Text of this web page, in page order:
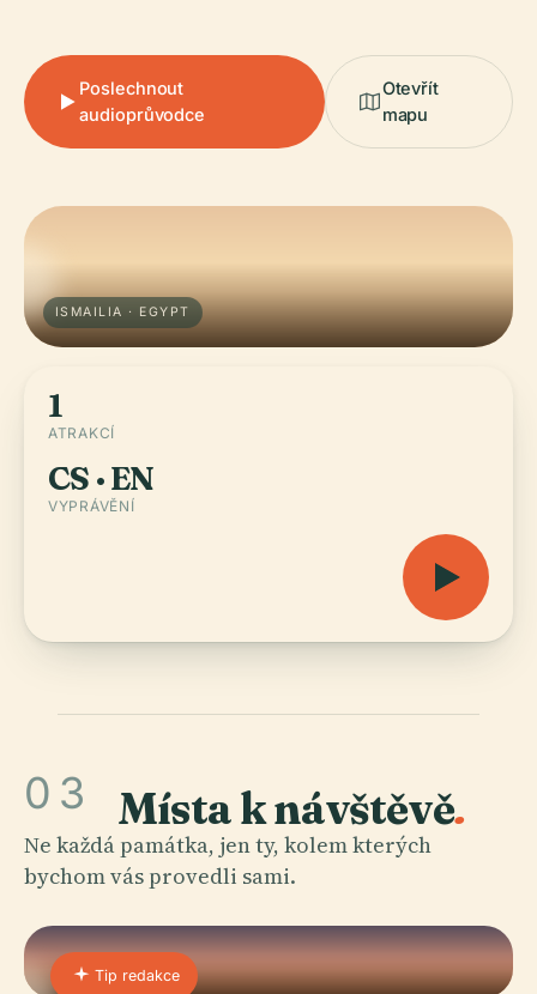
Poslechnout
audioprůvodce
Otevřít
mapu
ISMAILIA · EGYPT
1
ATRAKCÍ
CS · EN
VYPRÁVĚNÍ
03 Místa k návštěvě.
Ne každá památka, jen ty, kolem kterých
bychom vás provedli sami.
Tip redakce